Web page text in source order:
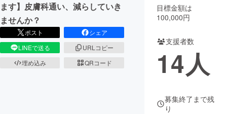
CAMPFIREふるさと納税machi-ya コミュニティ
ます】皮膚科通い、減らしていき
ませんか？
ポスト
シェア
LINEで送る
URLコピー
埋め込み
QRコード
目標金額は
100,000円
支援者数
14人
募集終了まで残
り